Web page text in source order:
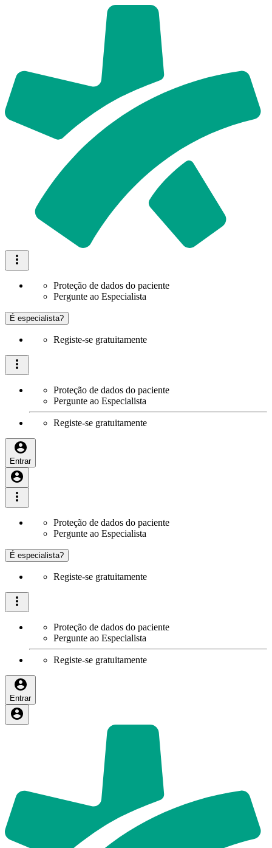
Proteção de dados do paciente
Pergunte ao Especialista
É especialista?
Registe-se gratuitamente
Proteção de dados do paciente
Pergunte ao Especialista
Registe-se gratuitamente
Entrar
Proteção de dados do paciente
Pergunte ao Especialista
É especialista?
Registe-se gratuitamente
Proteção de dados do paciente
Pergunte ao Especialista
Registe-se gratuitamente
Entrar